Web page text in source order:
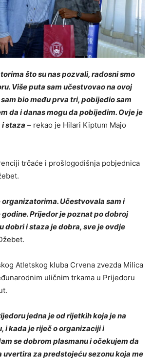
što su nas pozvali, radosni smo
Više puta sam učestvovao na ovoj
bio među prva tri, pobijedio sam
da i danas mogu da pobijedim. Ovje je
staza – rekao je Hilari Kiptum Majo
trčaće i prošlogodišnja pobjednica
organizatorima. Učestvovala sam i
Prijedor je poznat po dobroj
dobri i staza je dobra, sve je ovdje
Atletskog kluba Crvena zvezda Milica
uličnim trkama u Prijedoru
jedna je od rijetkih koja je na
i kada je riječ o organizaciji i
se dobrom plasmanu i očekujem da
uvertira za predstojeću sezonu koja me